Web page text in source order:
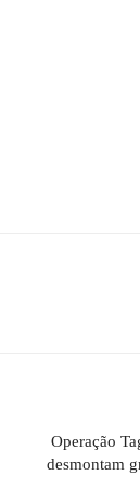
Operação
desmontam